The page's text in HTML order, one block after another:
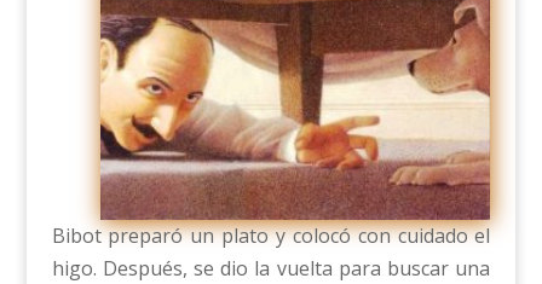
Bibot preparó un plato y colocó con cuidado el
higo. Después, se dio la vuelta para buscar una